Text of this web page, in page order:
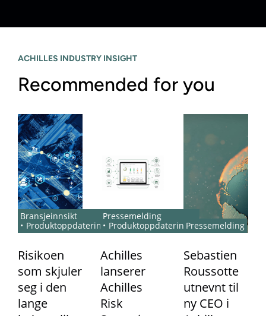
ACHILLES INDUSTRY INSIGHT
Recommended for you
Bransjeinnsikt
Produktoppdateringer
Risikoen
som skjuler
seg i den
lange
Pressemelding
Produktoppdateringer
Achilles
lanserer
Achilles
Risk
Pressemelding
Sebastien
Roussotte
utnevnt til
ny CEO i